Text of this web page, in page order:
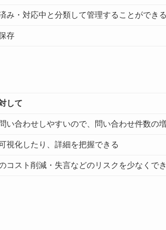
み・対応中と分類して管理することができる
存
して
い合わせしやすいので、問い合わせ件数の
視化したり、詳細を把握できる
コスト削減・失言などのリスクを少なくで